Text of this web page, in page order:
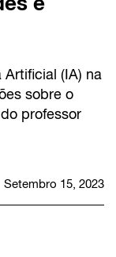
(IA) na
sobre o
professor
Setembro 15, 2023